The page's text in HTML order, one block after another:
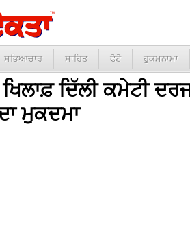
ਸਭਿਆਚਾਰ ਸਾਹਿਤ ਫੋਟੋ ਹੁਕਮਨਾਮਾ
ਦਿੱਲੀ ਕਮੇਟੀ
ਮੁਕਦਮਾ